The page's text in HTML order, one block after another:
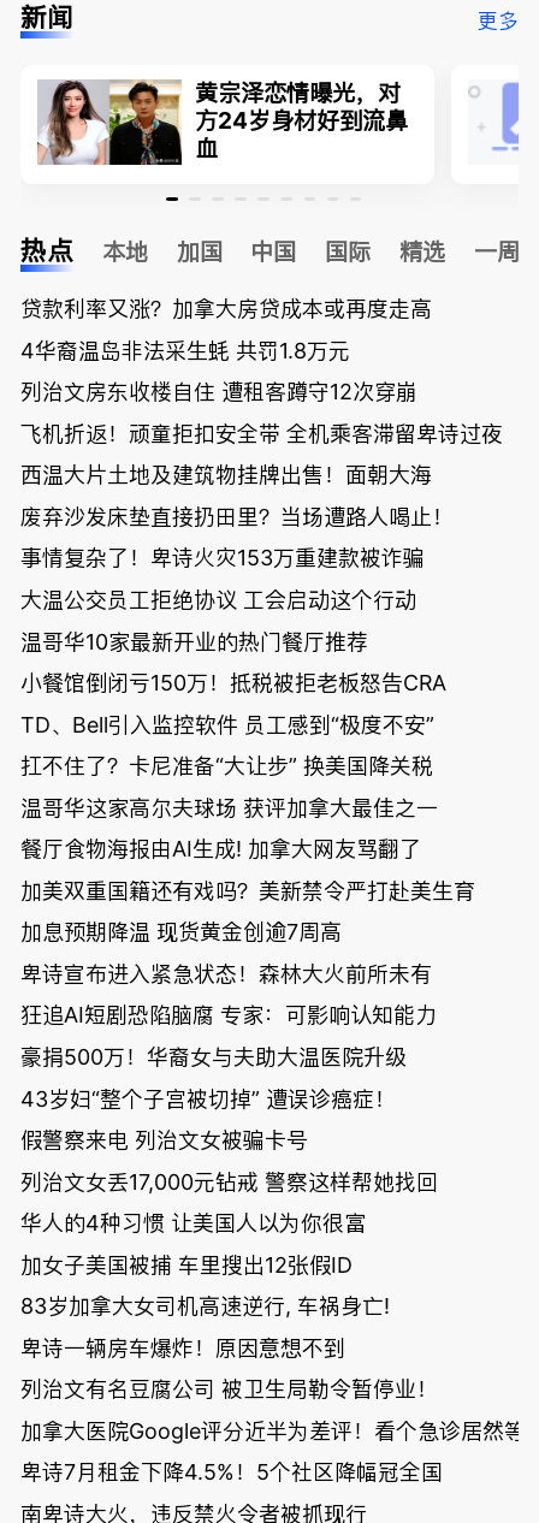
新闻 更多
黄宗泽恋情曝光，对
方24岁身材好到流鼻
血
热点 本地 加国 中国 国际 精选 一周
贷款利率又涨？加拿大房贷成本或再度走高
4华裔温岛非法采生蚝 共罚1.8万元
列治文房东收楼自住 遭租客蹲守12次穿崩
飞机折返！顽童拒扣安全带 全机乘客滞留卑诗过夜
西温大片土地及建筑物挂牌出售！面朝大海
废弃沙发床垫直接扔田里？当场遭路人喝止！
事情复杂了！卑诗火灾153万重建款被诈骗
大温公交员工拒绝协议 工会启动这个行动
温哥华10家最新开业的热门餐厅推荐
小餐馆倒闭亏150万！抵税被拒老板怒告CRA
TD、Bell引入监控软件 员工感到“极度不安”
扛不住了？卡尼准备“大让步” 换美国降关税
温哥华这家高尔夫球场 获评加拿大最佳之一
餐厅食物海报由AI生成! 加拿大网友骂翻了
加美双重国籍还有戏吗？美新禁令严打赴美生育
加息预期降温 现货黄金创逾7周高
卑诗宣布进入紧急状态！森林大火前所未有
狂追AI短剧恐陷脑腐 专家：可影响认知能力
豪捐500万！华裔女与夫助大温医院升级
43岁妇“整个子宫被切掉” 遭误诊癌症！
假警察来电 列治文女被骗卡号
列治文女丢17,000元钻戒 警察这样帮她找回
华人的4种习惯 让美国人以为你很富
加女子美国被捕 车里搜出12张假ID
83岁加拿大女司机高速逆行, 车祸身亡!
卑诗一辆房车爆炸！原因意想不到
列治文有名豆腐公司 被卫生局勒令暂停业！
加拿大医院Google评分近半为差评！看个急诊居然等
卑诗7月租金下降4.5%！5个社区降幅冠全国
南卑诗大火，违反禁火令者被抓现行